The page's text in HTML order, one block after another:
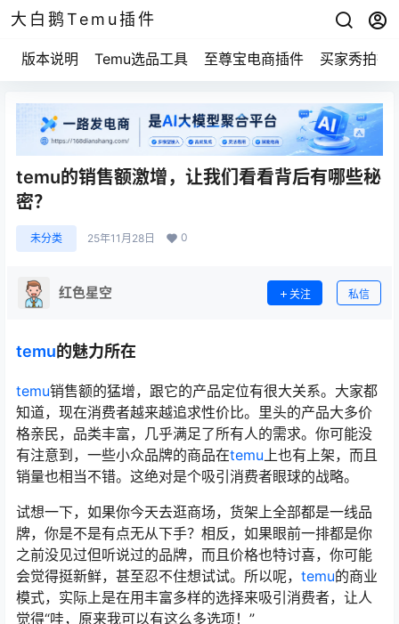
大白鹅Temu插件
版本说明 Temu选品工具 至尊宝电商插件 买家秀拍摄
temu的销售额激增，让我们看看背后有哪些秘
密？
未分类 25年11月28日 0
红色星空 关注 私信
temu的魅力所在
temu销售额的猛增，跟它的产品定位有很大关系。大家都
知道，现在消费者越来越追求性价比。里头的产品大多价
格亲民，品类丰富，几乎满足了所有人的需求。你可能没
有注意到，一些小众品牌的商品在temu 上也有上架，而且
销量也相当不错。这绝对是个吸引消费者眼球的战略。
试想一下，如果你今天去逛商场，货架上全部都是一线品
牌，你是不是有点无从下手？相反，如果眼前一排都是你
之前没见过但听说过的品牌，而且价格也特讨喜，你可能
会觉得挺新鲜，甚至忍不住想试试。所以呢， temu的商业
模式，实际上是在用丰富多样的选择来吸引消费者，让人
觉得“哇，原来我可以有这么多选项！”